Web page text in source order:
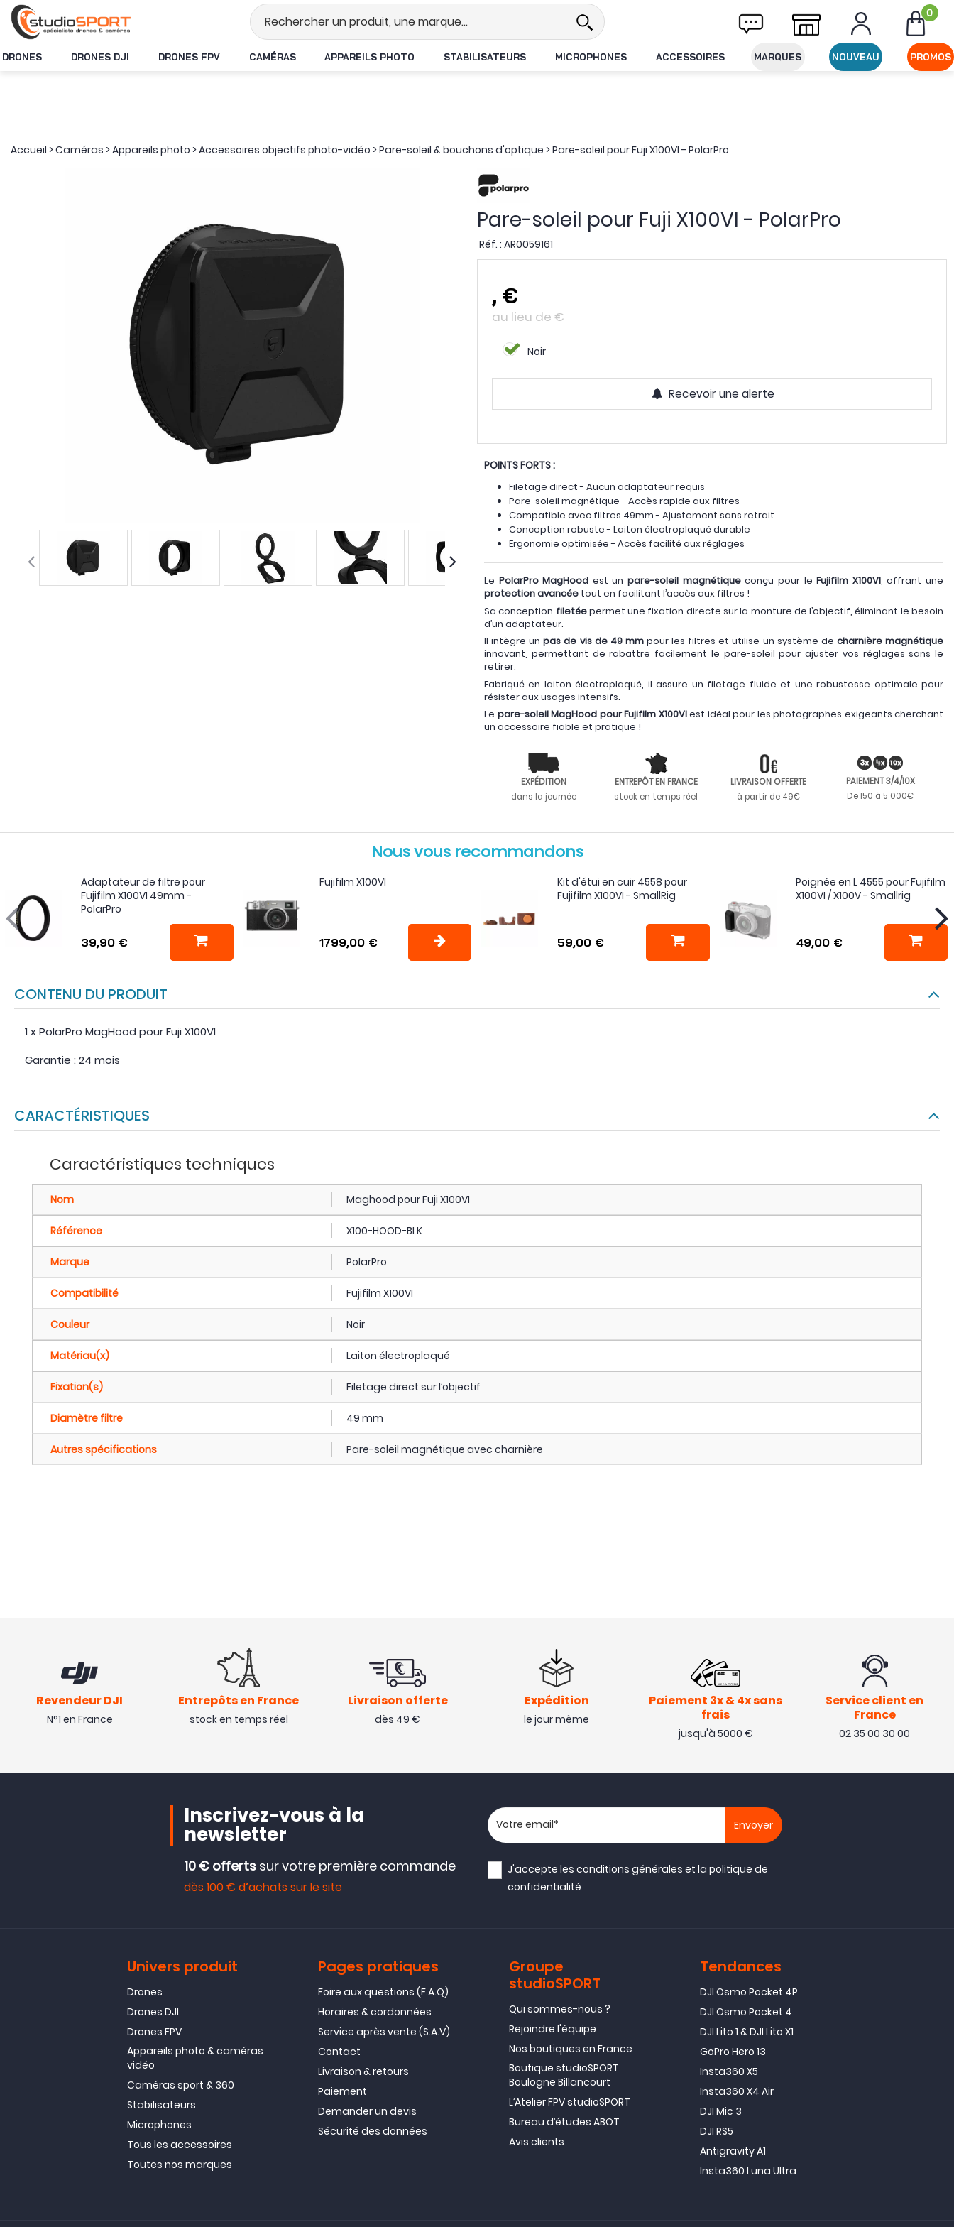
Stock en temps réel Livraison offerte dès 49€ d'achat 0
DRONES DRONES DJI DRONES FPV CAMÉRAS APPAREILS PHOTO STABILISATEURS MICROPHONES ACCESSOIRES MARQUES NOUVEAU PROMOS
Accueil >Caméras >Appareils photo >Accessoires objectifs photo-vidéo >Pare-soleil & bouchons d'optique >Pare-soleil pour Fuji X100VI - PolarPro
Pare-soleil pour Fuji X100VI - PolarPro
Réf. : AR0059161
, €
au lieu de €
Noir
Recevoir une alerte
POINTS FORTS :
Filetage direct - Aucun adaptateur requis
Pare-soleil magnétique - Accès rapide aux filtres
Compatible avec filtres 49mm - Ajustement sans retrait
Conception robuste - Laiton électroplaqué durable
Ergonomie optimisée - Accès facilité aux réglages
Le PolarPro MagHood est unpare-soleil magnétiqueconçu pour leFujifilm X100VI, offrant une
protection avancée tout en facilitant l’accès aux filtres !
Sa conception filetéepermet une fixation directe sur la monture de l’objectif, éliminant le besoin
d’un adaptateur.
Il intègre unpas de vis de 49 mmpour les filtres et utilise un système de charnière magnétique
innovant, permettant de rabattre facilement le pare-soleil pour ajuster vos réglages sans le
retirer.
Fabriqué en laiton électroplaqué, il assure un filetage fluide et une robustesse optimale pour
résister aux usages intensifs.
Le pare-soleil MagHood pour Fujifilm X100VIest idéal pour les photographes exigeants cherchant
un accessoire fiable et pratique !
EXPÉDITION
dans la journée
ENTREPÔT EN FRANCE
stock en temps réel
LIVRAISON OFFERTE
à partir de 49€
PAIEMENT 3/4/10X
De 150 à 5 000€
Nous vous recommandons
Adaptateur de filtre pour
Fujifilm X100VI 49mm -
PolarPro
39,90 €
Fujifilm X100VI
1799,00 €
Kit d'étui en cuir 4558 pour
Fujifilm X100VI - SmallRig
59,00 €
Poignée en L 4555 pour Fujifilm
X100VI / X100V - Smallrig
49,00 €
CONTENU DU PRODUIT
1 x PolarPro MagHood pour Fuji X100VI
Garantie : 24 mois
CARACTÉRISTIQUES
Caractéristiques techniques
Nom Maghood pour Fuji X100VI
Référence X100-HOOD-BLK
Marque PolarPro
Compatibilité Fujifilm X100VI
Couleur Noir
Matériau(x) Laiton électroplaqué
Fixation(s) Filetage direct sur l’objectif
Diamètre filtre 49 mm
Autres spécifications Pare-soleil magnétique avec charnière
Revendeur DJI
N°1 en France
Entrepôts en France
stock en temps réel
Livraison offerte
dès 49 €
Expédition
le jour même
Paiement 3x & 4x sans
frais
jusqu'à 5000 €
Service client en
France
02 35 00 30 00
Inscrivez-vous à la
newsletter
10 € offerts sur votre première commande
dès 100 € d’achats sur le site
Votre adresse email
J'accepte lesconditions générales et lapolitique de
confidentialité
Univers produit
Drones
Drones DJI
Drones FPV
Appareils photo & caméras
vidéo
Caméras sport & 360
Stabilisateurs
Microphones
Tous les accessoires
Toutes nos marques
Pages pratiques
Foire aux questions (F.A.Q)
Horaires & cordonnées
Service après vente (S.A.V)
Contact
Livraison & retours
Paiement
Demander un devis
Sécurité des données
Groupe
studioSPORT
Qui sommes-nous ?
Rejoindre l'équipe
Nos boutiques en France
Boutique studioSPORT
Boulogne Billancourt
L’Atelier FPV studioSPORT
Bureau d’études ABOT
Avis clients
Tendances
DJI Osmo Pocket 4P
DJI Osmo Pocket 4
DJI Lito 1 & DJI Lito X1
GoPro Hero 13
Insta360 X5
Insta360 X4 Air
DJI Mic 3
DJI RS5
Antigravity A1
Insta360 Luna Ultra